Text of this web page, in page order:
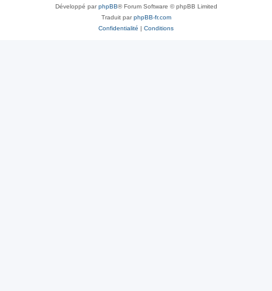
Développé parphpBB® Forum Software © phpBB Limited
Traduit parphpBB-fr.com
Confidentialité | Conditions